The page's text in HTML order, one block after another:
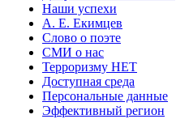
Наши успехи
А. Е. Екимцев
Слово о поэте
СМИ о нас
Терроризму НЕТ
Доступная среда
Персональные данные
Эффективный регион